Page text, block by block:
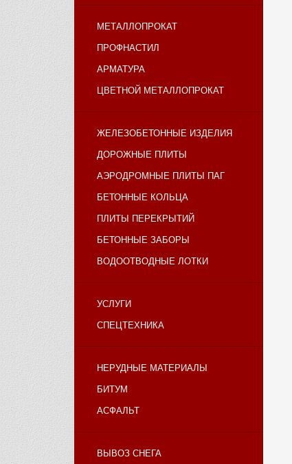
МЕТАЛЛОПРОКАТ
ПРОФНАСТИЛ
АРМАТУРА
ЦВЕТНОЙ МЕТАЛЛОПРОКАТ
ЖЕЛЕЗОБЕТОННЫЕ ИЗДЕЛИЯ
ДОРОЖНЫЕ ПЛИТЫ
АЭРОДРОМНЫЕ ПЛИТЫ ПАГ
БЕТОННЫЕ КОЛЬЦА
ПЛИТЫ ПЕРЕКРЫТИЙ
БЕТОННЫЕ ЗАБОРЫ
ВОДООТВОДНЫЕ ЛОТКИ
УСЛУГИ
СПЕЦТЕХНИКА
НЕРУДНЫЕ МАТЕРИАЛЫ
БИТУМ
АСФАЛЬТ
ВЫВОЗ СНЕГА